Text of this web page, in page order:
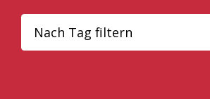
Nach Tag filtern